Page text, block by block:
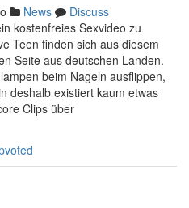
News
Discuss
kostenfreies Sexvideo zu
Teen finden sich aus diesem
Seite aus deutschen Landen.
beim Nageln ausflippen,
deshalb existiert kaum etwas
Clips über